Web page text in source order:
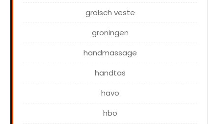
grolsch veste
groningen
handmassage
handtas
havo
hbo